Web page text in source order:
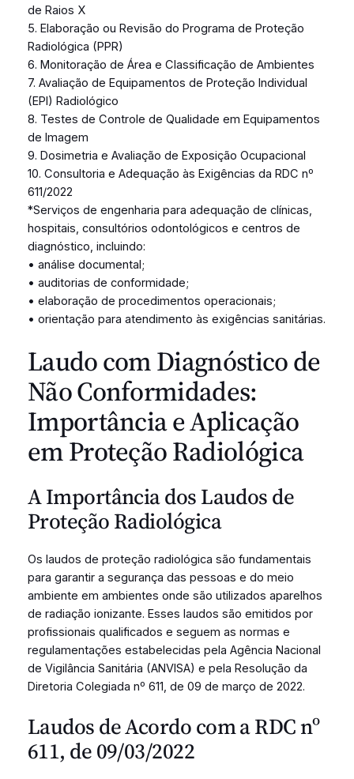
de Raios X
5. Elaboração ou Revisão do Programa de Proteção
Radiológica (PPR)
6. Monitoração de Área e Classificação de Ambientes
7. Avaliação de Equipamentos de Proteção Individual
(EPI) Radiológico
8. Testes de Controle de Qualidade em Equipamentos
de Imagem
9. Dosimetria e Avaliação de Exposição Ocupacional
10. Consultoria e Adequação às Exigências da RDC nº
611/2022
*Serviços de engenharia para adequação de clínicas,
hospitais, consultórios odontológicos e centros de
diagnóstico, incluindo:
• análise documental;
• auditorias de conformidade;
• elaboração de procedimentos operacionais;
• orientação para atendimento às exigências sanitárias.
Laudo com Diagnóstico de
Não Conformidades:
Importância e Aplicação
em Proteção Radiológica
A Importância dos Laudos de
Proteção Radiológica
Os laudos de proteção radiológica são fundamentais
para garantir a segurança das pessoas e do meio
ambiente em ambientes onde são utilizados aparelhos
de radiação ionizante. Esses laudos são emitidos por
profissionais qualificados e seguem as normas e
regulamentações estabelecidas pela Agência Nacional
de Vigilância Sanitária (ANVISA) e pela Resolução da
Diretoria Colegiada nº 611, de 09 de março de 2022.
Laudos de Acordo com a RDC nº
611, de 09/03/2022